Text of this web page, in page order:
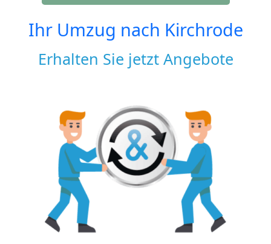
Ihr Umzug nach Kirchrode
Erhalten Sie jetzt Angebote